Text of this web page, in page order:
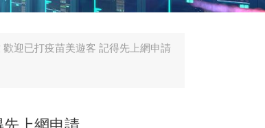
迎已打疫苗美遊客 記得先上網申請
上網申請